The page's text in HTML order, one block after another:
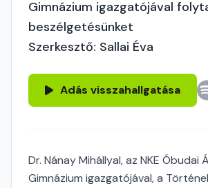
Gimnázium igazgatójával
beszélgetésünket
Szerkesztő: Sallai Éva
Adás visszahallgatása
Dr. Nánay Mihállyal, az NKE Óbudai
Gimnázium igazgatójával, a